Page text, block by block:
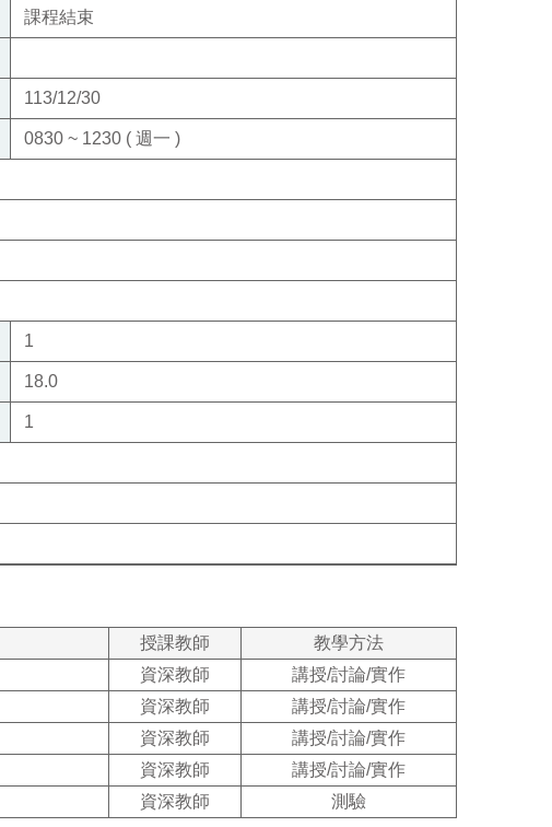
課程結束
113/12/30
0830 ~ 1230 ( 週一 )
1
18.0
1
授課教師
教學方法
資深教師
講授/討論/實作
資深教師
講授/討論/實作
資深教師
講授/討論/實作
資深教師
講授/討論/實作
資深教師 測驗